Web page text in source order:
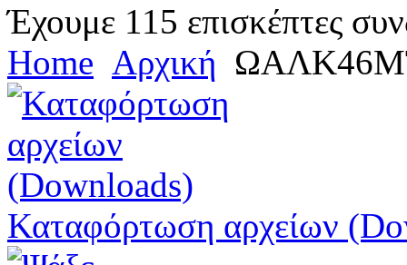
Έχουμε 115 επισκέπτες
Home Αρχική
Καταφόρτωση αρχείων